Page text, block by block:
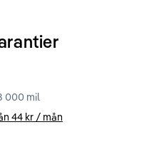
000 mil
44 kr / mån